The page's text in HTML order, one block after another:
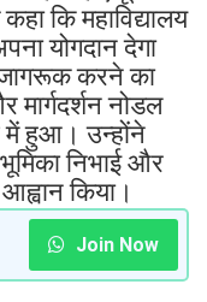
कि महाविद्यालय
योगदान देगा
करने का
नोडल
में हुआ। उन्होंने
निभाई और
किया।
Join Now